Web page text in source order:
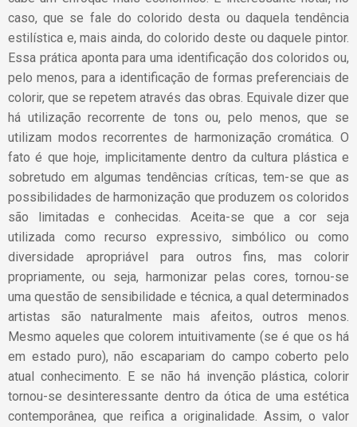
caso, que se fale do colorido desta ou daquela tendência
estilística e, mais ainda, do colorido deste ou daquele pintor.
Essa prática aponta para uma identificação dos coloridos ou,
pelo menos, para a identificação de formas preferenciais de
colorir, que se repetem através das obras. Equivale dizer que
há utilização recorrente de tons ou, pelo menos, que se
utilizam modos recorrentes de harmonização cromática. O
fato é que hoje, implicitamente dentro da cultura plástica e
sobretudo em algumas tendências críticas, tem-se que as
possibilidades de harmonização que produzem os coloridos
são limitadas e conhecidas. Aceita-se que a cor seja
utilizada como recurso expressivo, simbólico ou como
diversidade apropriável para outros fins, mas colorir
propriamente, ou seja, harmonizar pelas cores, tornou-se
uma questão de sensibilidade e técnica, a qual determinados
artistas são naturalmente mais afeitos, outros menos.
Mesmo aqueles que colorem intuitivamente (se é que os há
em estado puro), não escapariam do campo coberto pelo
atual conhecimento. E se não há invenção plástica, colorir
tornou-se desinteressante dentro da ótica de uma estética
contemporânea, que reifica a originalidade. Assim, o valor